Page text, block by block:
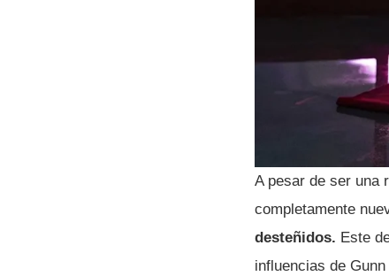
A pesar de ser una
completamente
desteñidos. Este
influencias de